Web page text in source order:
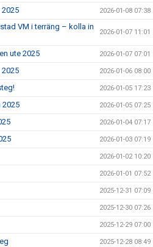
2026-01-08 07:38
VM i terräng – kolla in
2026-01-07 11:01
ute 2025 2026-01-07 07:01
2026-01-06 08:00
2026-01-05 17:23
2025 2026-01-05 07:25
2026-01-04 07:17
2026-01-03 07:19
2026-01-02 10:20
2026-01-01 07:52
2025-12-31 07:09
2025-12-30 07:26
2025-12-29 07:00
2025-12-28 08:49